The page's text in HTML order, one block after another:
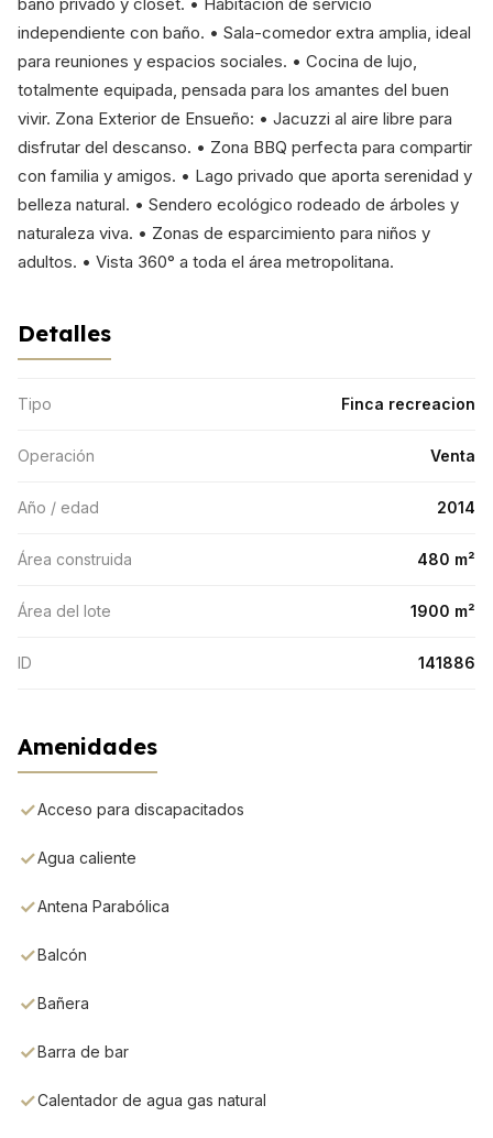
independiente con baño. • Sala-comedor extra amplia, ideal
para reuniones y espacios sociales. • Cocina de lujo,
totalmente equipada, pensada para los amantes del buen
vivir. Zona Exterior de Ensueño: • Jacuzzi al aire libre para
disfrutar del descanso. • Zona BBQ perfecta para compartir
con familia y amigos. • Lago privado que aporta serenidad y
belleza natural. • Sendero ecológico rodeado de árboles y
naturaleza viva. • Zonas de esparcimiento para niños y
adultos. • Vista 360° a toda el área metropolitana.
Detalles
Tipo Finca recreacion
Operación Venta
Año / edad 2014
Área construida 480 m²
Área del lote 1900 m²
ID 141886
Amenidades
Acceso para discapacitados
Agua caliente
Antena Parabólica
Balcón
Bañera
Barra de bar
Calentador de agua gas natural